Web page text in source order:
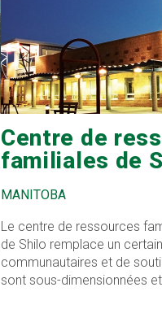
Centre de
familiales de
MANITOBA
Le centre de ressources
de Shilo remplace un
communautaires et de
sont sous-dimensionnées